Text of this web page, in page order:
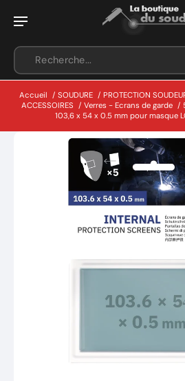
Accueil / SOUDURE / PROTECTION
ACCESSOIRES / Verres - Ecrans de garde /
103,6 x 54 x 0.5 mm pour masque